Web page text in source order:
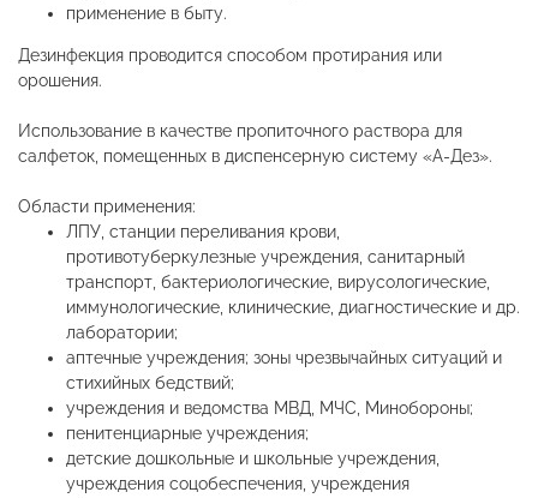
применение в быту.
Дезинфекция проводится способом протирания или
орошения.
Использование в качестве пропиточного раствора для
салфеток, помещенных в диспенсерную систему «А-Дез».
Области применения:
ЛПУ, станции переливания крови,
противотуберкулезные учреждения, санитарный
транспорт, бактериологические, вирусологические,
иммунологические, клинические, диагностические и др.
лаборатории;
аптечные учреждения; зоны чрезвычайных ситуаций и
стихийных бедствий;
учреждения и ведомства МВД, МЧС, Минобороны;
пенитенциарные учреждения;
детские дошкольные и школьные учреждения,
учреждения соцобеспечения, учреждения